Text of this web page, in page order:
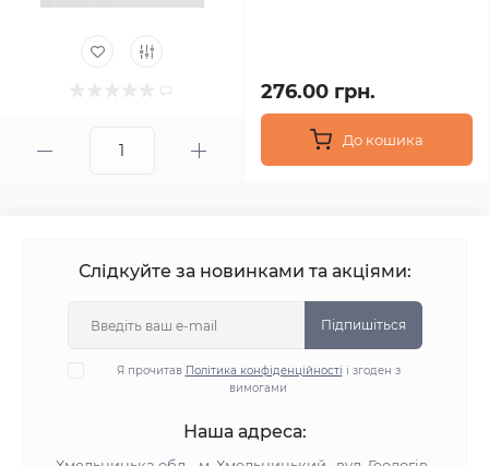
276.00 грн.
До кошика
Слідкуйте за новинками та акціями:
Підпишіться
Я прочитав Політика конфіденційності і згоден з
вимогами
Наша адреса: